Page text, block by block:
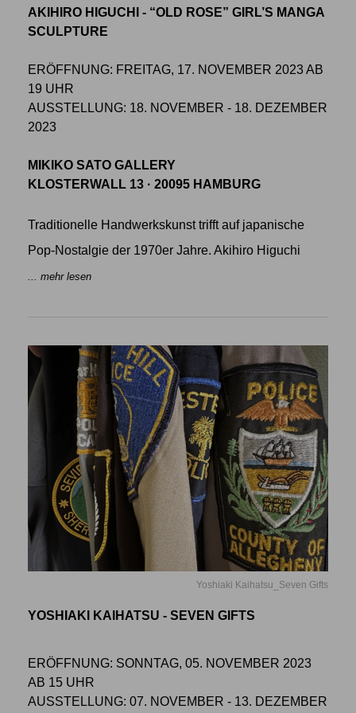
AKIHIRO HIGUCHI - “OLD ROSE” GIRL’S MANGA
SCULPTURE
ERÖFFNUNG: FREITAG, 17. NOVEMBER 2023 AB
19 UHR
AUSSTELLUNG: 18. NOVEMBER - 18. DEZEMBER
2023
MIKIKO SATO GALLERY
KLOSTERWALL 13 · 20095 HAMBURG
Traditionelle Handwerkskunst trifft auf japanische
Pop-Nostalgie der 1970er Jahre. Akihiro Higuchi
... mehr lesen
Yoshiaki Kaihatsu_Seven Gifts
YOSHIAKI KAIHATSU - SEVEN GIFTS
ERÖFFNUNG: SONNTAG, 05. NOVEMBER 2023
AB 15 UHR
AUSSTELLUNG: 07. NOVEMBER - 13. DEZEMBER